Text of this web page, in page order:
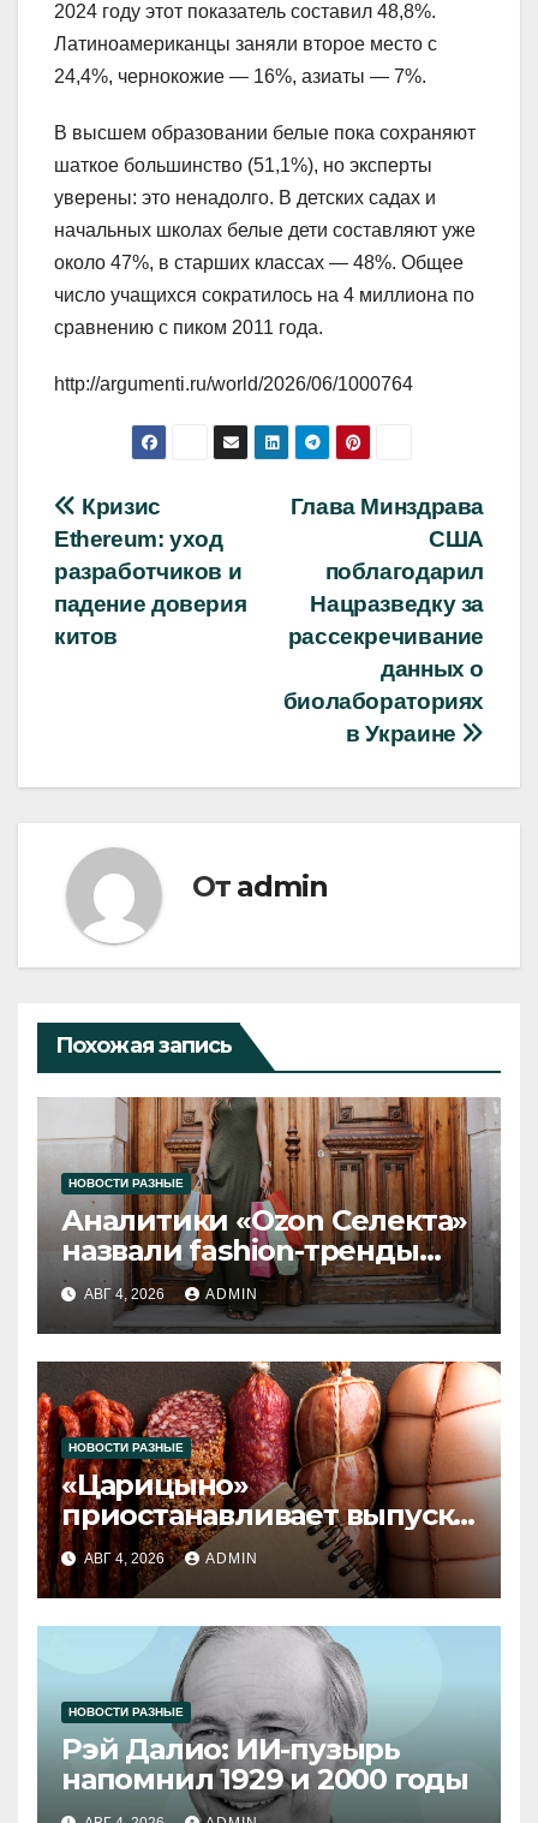
2024 году этот показатель составил 48,8%.
Латиноамериканцы заняли второе место с
24,4%, чернокожие — 16%, азиаты — 7%.
В высшем образовании белые пока сохраняют
шаткое большинство (51,1%), но эксперты
уверены: это ненадолго. В детских садах и
начальных школах белые дети составляют уже
около 47%, в старших классах — 48%. Общее
число учащихся сократилось на 4 миллиона по
сравнению с пиком 2011 года.
http://argumenti.ru/world/2026/06/1000764
Навигация
по
записям
Глава Минздрава
США
поблагодарил
Нацразведку за
рассекречивание
данных о
биолабораториях
в Украине
Кризис
Ethereum: уход
разработчиков и
падение доверия
китов
От admin
Похожая запись
НОВОСТИ РАЗНЫЕ
Аналитики «Ozon Селекта»
назвали fashion-тренды
2026 года
АВГ 4, 2026 ADMIN
НОВОСТИ РАЗНЫЕ
«Царицыно»
приостанавливает выпуск
продукции
АВГ 4, 2026 ADMIN
НОВОСТИ РАЗНЫЕ
Рэй Далио: ИИ-пузырь
напомнил 1929 и 2000 годы